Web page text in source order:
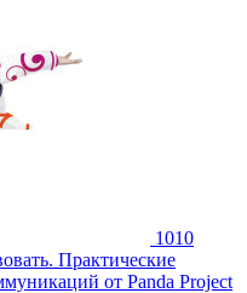
1010
Практические
от Panda Project